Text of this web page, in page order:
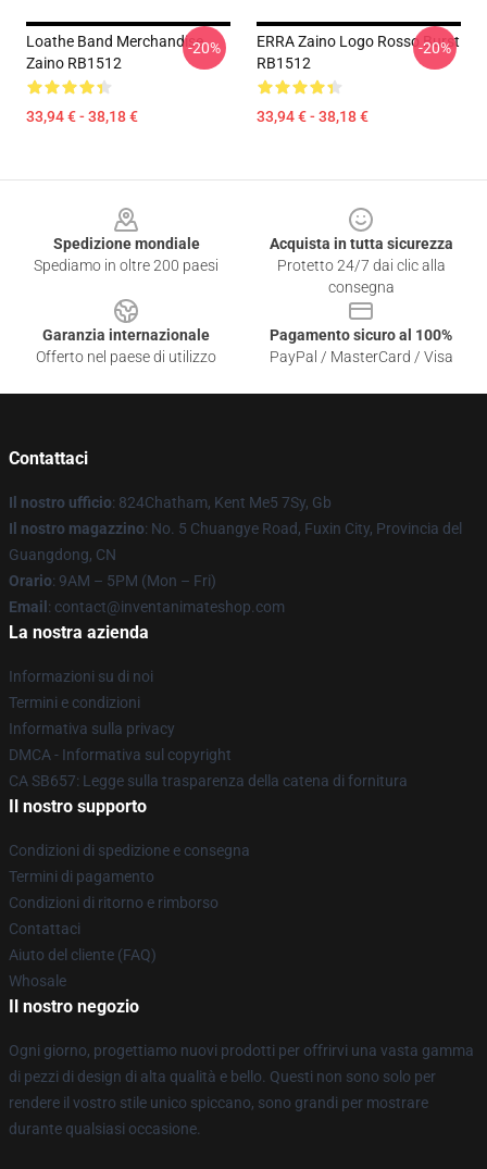
Loathe Band Merchandise
Zaino RB1512
33,94 € - 38,18 €
-20%
ERRA Zaino Logo Rosso Burst
RB1512
33,94 € - 38,18 €
-20%
Spedizione mondiale
Spediamo in oltre 200 paesi
Acquista in tutta sicurezza
Protetto 24/7 dai clic alla
consegna
Garanzia internazionale
Offerto nel paese di utilizzo
Pagamento sicuro al 100%
PayPal / MasterCard / Visa
Contattaci
Il nostro ufficio: 824Chatham, Kent Me5 7Sy, Gb
Il nostro magazzino: No. 5 Chuangye Road, Fuxin City, Provincia del
Guangdong, CN
Orario: 9AM – 5PM (Mon – Fri)
Email : contact@inventanimateshop.com
La nostra azienda
Informazioni su di noi
Termini e condizioni
Informativa sulla privacy
DMCA - Informativa sul copyright
CA SB657: Legge sulla trasparenza della catena di fornitura
Il nostro supporto
Condizioni di spedizione e consegna
Termini di pagamento
Condizioni di ritorno e rimborso
Contattaci
Aiuto del cliente (FAQ)
Whosale
Il nostro negozio
Ogni giorno, progettiamo nuovi prodotti per offrirvi una vasta gamma
di pezzi di design di alta qualità e bello. Questi non sono solo per
rendere il vostro stile unico spiccano, sono grandi per mostrare
durante qualsiasi occasione.